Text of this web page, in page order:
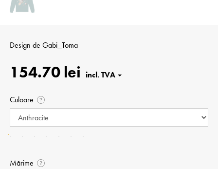
Design de Gabi_Toma
154.70 lei
Culoare ?
Mărime ?